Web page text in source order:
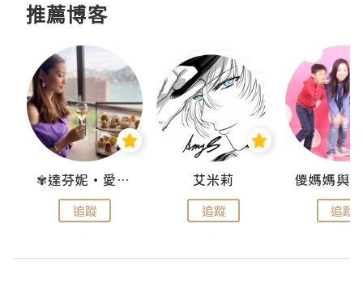
推薦博客
✾達芬妮•愛孩子•愛生活✾
追蹤
艾米莉
追蹤 追蹤